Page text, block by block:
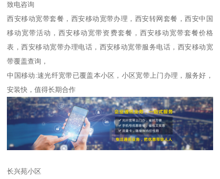
致电咨询
西安移动宽带套餐，西安移动宽带办理，西安转网套餐，西安中国
移动宽带活动，西安移动宽带资费套餐，西安移动宽带套餐价格
表，西安移动宽带办理电话，西安移动宽带服务电话，西安移动宽
带覆盖查询，
中国移动:速光纤宽带已覆盖本小区，小区宽带上门办理，服务好，
安装快，值得长期合作
长兴苑小区